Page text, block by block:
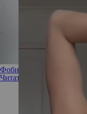
Фобии и их лечение
Читать полностью